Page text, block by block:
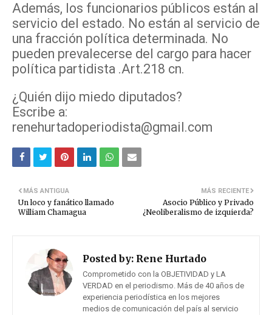
Además, los funcionarios públicos están al
servicio del estado. No están al servicio de
una fracción política determinada. No
pueden prevalecerse del cargo para hacer
política partidista .Art.218 cn.
¿Quién dijo miedo diputados?
Escribe a:
renehurtadoperiodista@gmail.com
MÁS RECIENTE
Asocio Público y Privado
¿Neoliberalismo de izquierda?
MÁS ANTIGUA
Un loco y fanático llamado
William Chamagua
Posted by: Rene Hurtado
Comprometido con la OBJETIVIDAD y LA
VERDAD en el periodismo. Más de 40 años de
experiencia periodística en los mejores
medios de comunicación del país al servicio